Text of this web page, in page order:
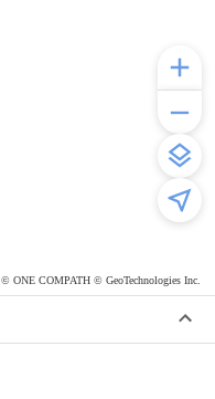
© ONE COMPATH © GeoTechnologies Inc.